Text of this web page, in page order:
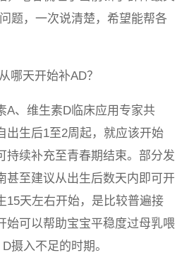
题，一次说清楚，希望能帮各
哪天开始补AD？
A、维生素D临床应用专家共
出生后1至2周起，就应该开始
持续补充至青春期结束。部分发
甚至建议从出生后数天内即可开
15天左右开始，是比较普遍接
始可以帮助宝宝平稳度过母乳喂
摄入不足的时期。